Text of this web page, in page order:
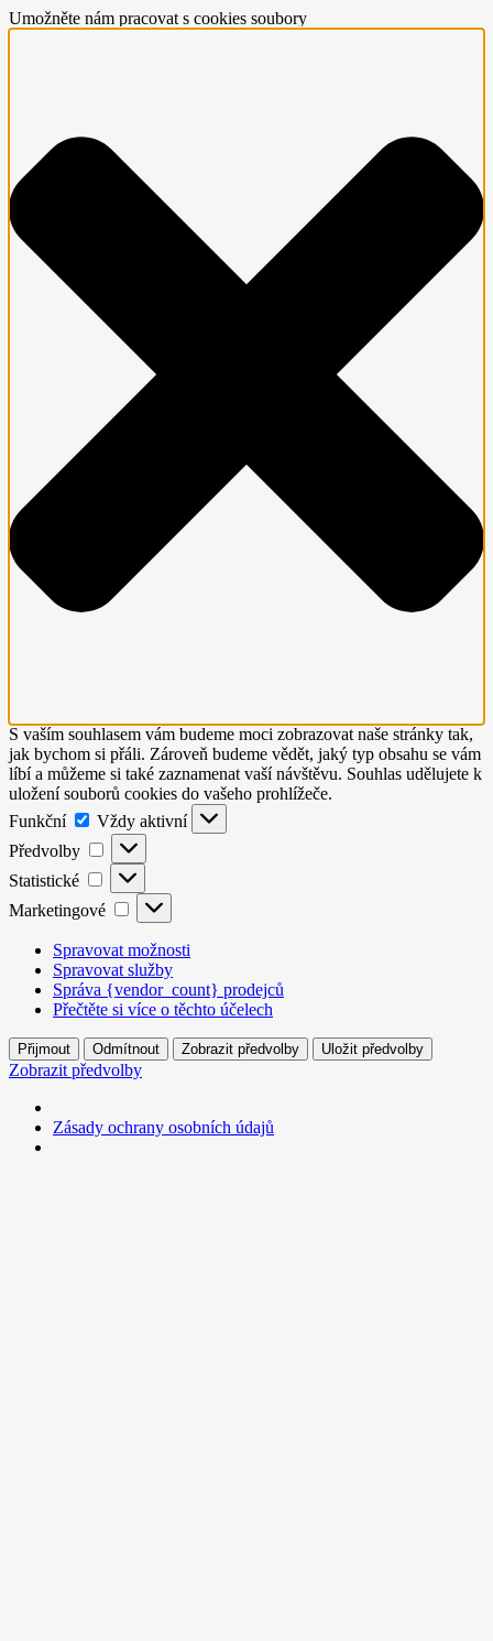
Umožněte nám pracovat s cookies soubory
S vaším souhlasem vám budeme moci zobrazovat naše stránky tak,
jak bychom si přáli. Zároveň budeme vědět, jaký typ obsahu se vám
líbí a můžeme si také zaznamenat vaší návštěvu. Souhlas udělujete k
uložení souborů cookies do vašeho prohlížeče.
Funkční
Funkční
Vždy aktivní
Předvolby
Předvolby
Statistické Statistické
Marketingové Marketingové
Spravovat možnosti
Spravovat služby
Správa {vendor_count} prodejců
Přečtěte si více o těchto účelech
Přijmout Odmítnout Zobrazit předvolby Uložit předvolby
Zobrazit předvolby
Zásady ochrany osobních údajů